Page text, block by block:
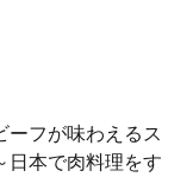
ーフが味わえるス
日本で肉料理をす